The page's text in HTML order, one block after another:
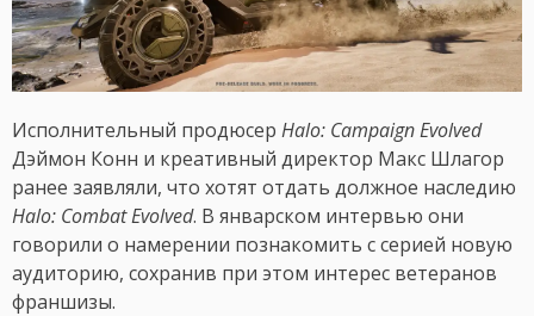
Исполнительный продюсер Halo: Campaign Evolved
Дэймон Конн и креативный директор Макс Шлагор
ранее заявляли, что хотят отдать должное наследию
Halo: Combat Evolved. В январском интервью они
говорили о намерении познакомить с серией новую
аудиторию, сохранив при этом интерес ветеранов
франшизы.